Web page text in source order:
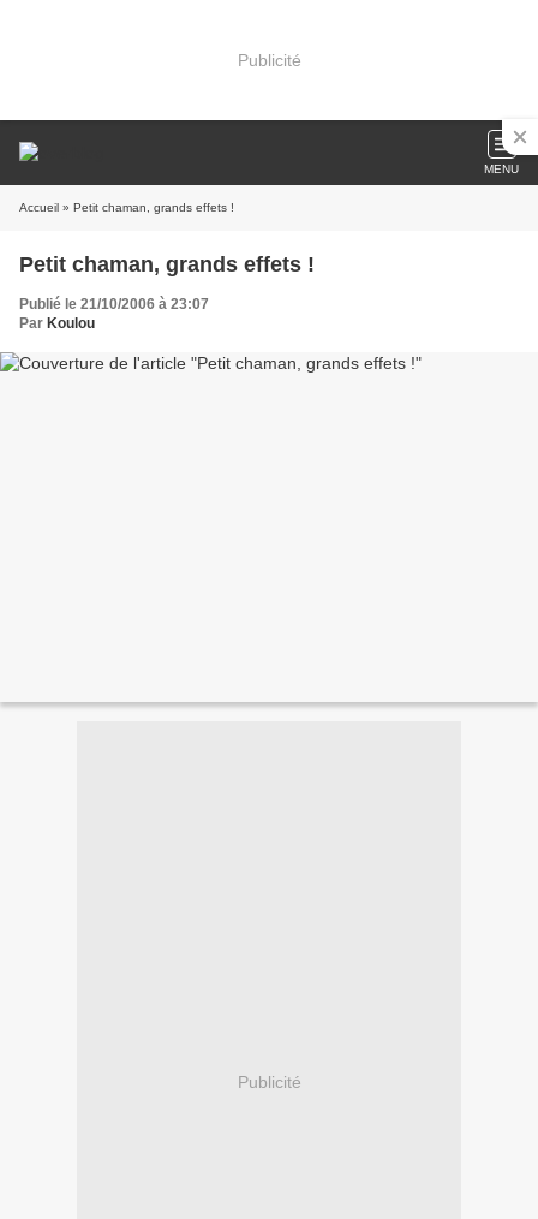
Publicité
MENU
Accueil » Petit chaman, grands effets !
Petit chaman, grands effets !
Publié le 21/10/2006 à 23:07
Par Koulou
Publicité